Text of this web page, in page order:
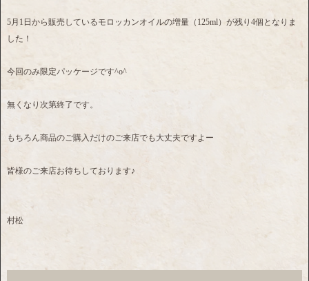
5月1日から販売しているモロッカンオイルの増量（125ml）が残り4個となりま
した！
今回のみ限定パッケージです^o^
無くなり次第終了です。
もちろん商品のご購入だけのご来店でも大丈夫ですよー
皆様のご来店お待ちしております♪
村松